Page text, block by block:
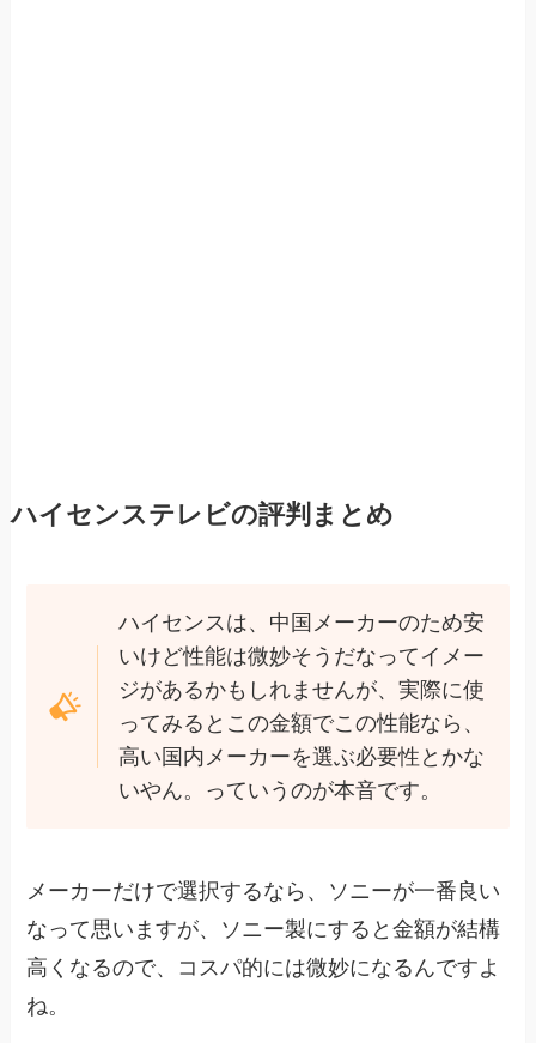
ハイセンステレビの評判まとめ
ハイセンスは、中国メーカーのため安
いけど性能は微妙そうだなってイメー
ジがあるかもしれませんが、実際に使
ってみるとこの金額でこの性能なら、
高い国内メーカーを選ぶ必要性とかな
いやん。っていうのが本音です。
メーカーだけで選択するなら、ソニーが一番良い
なって思いますが、ソニー製にすると金額が結構
高くなるので、コスパ的には微妙になるんですよ
ね。